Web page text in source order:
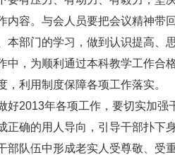
内容。与会人员要把会议精神带
本部门的学习，做到认识提高、
中，为顺利通过本科教学工作合
，利用制度保障各项工作落实。
2013年各项工作，要切实加强
正确的用人导向，引导干部扑下
部队伍中形成老实人受尊敬、受